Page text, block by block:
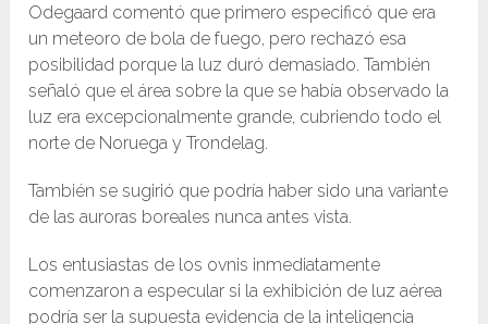
Odegaard comentó que primero especificó que era
un meteoro de bola de fuego, pero rechazó esa
posibilidad porque la luz duró demasiado. También
señaló que el área sobre la que se había observado la
luz era excepcionalmente grande, cubriendo todo el
norte de Noruega y Trondelag.
También se sugirió que podría haber sido una variante
de las auroras boreales nunca antes vista.
Los entusiastas de los ovnis inmediatamente
comenzaron a especular si la exhibición de luz aérea
podría ser la supuesta evidencia de la inteligencia